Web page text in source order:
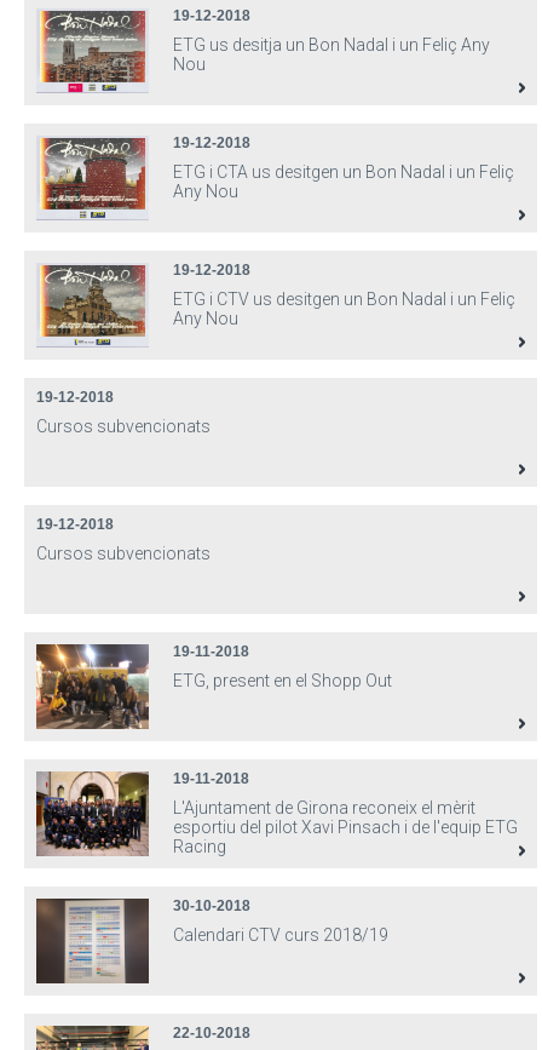
19-12-2018
ETG us desitja un Bon Nadal i un Feliç Any
Nou
19-12-2018
ETG i CTA us desitgen un Bon Nadal i un Feliç
Any Nou
19-12-2018
ETG i CTV us desitgen un Bon Nadal i un Feliç
Any Nou
19-12-2018
Cursos subvencionats
19-12-2018
Cursos subvencionats
19-11-2018
ETG, present en el Shopp Out
19-11-2018
L'Ajuntament de Girona reconeix el mèrit
esportiu del pilot Xavi Pinsach i de l'equip ETG
Racing
30-10-2018
Calendari CTV curs 2018/19
22-10-2018